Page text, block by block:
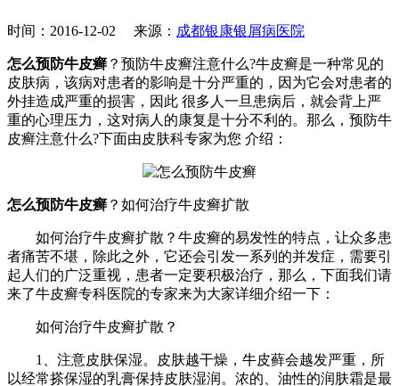
时间：2016-12-02 来源： 成都银康银屑病医院
怎么预防牛皮癣 ？预防牛皮癣注意什么?牛皮癣是一种常见的
皮肤病，该病对患者的影响是十分严重的，因为它会对患者的
外挂造成严重的损害，因此 很多人一旦患病后，就会背上严
重的心理压力，这对病人的康复是十分不利的。那么，预防牛
皮癣注意什么?下面由皮肤科专家为您 介绍：
怎么预防牛皮癣 ？如何治疗牛皮癣扩散
如何治疗牛皮癣扩散？牛皮癣的易发性的特点，让众多患
者痛苦不堪，除此之外，它还会引发一系列的并发症，需要引
起人们的广泛重视，患者一定要积极治疗，那么，下面我们请
来了牛皮癣专科医院的专家来为大家详细介绍一下：
如何治疗牛皮癣扩散？
1、注意皮肤保湿。皮肤越干燥，牛皮藓会越发严重，所
以经常搽保湿的乳膏保持皮肤湿润。浓的、油性的润肤霜是最